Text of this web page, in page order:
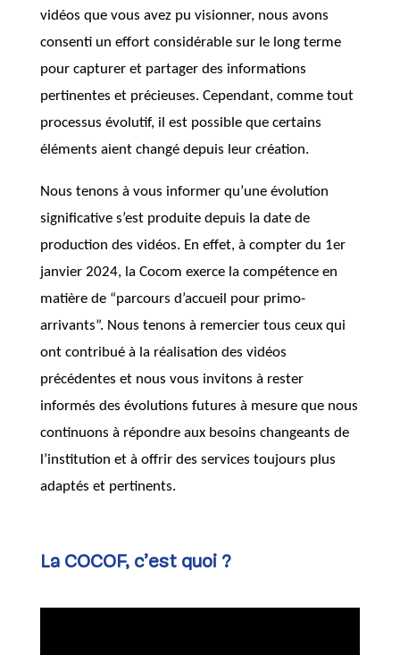
vidéos que vous avez pu visionner, nous avons
consenti un effort considérable sur le long terme
pour capturer et partager des informations
pertinentes et précieuses. Cependant, comme tout
processus évolutif, il est possible que certains
éléments aient changé depuis leur création.
Nous tenons à vous informer qu’une évolution
significative s’est produite depuis la date de
production des vidéos. En effet, à compter du 1er
janvier 2024, la Cocom exerce la compétence en
matière de “parcours d’accueil pour primo-
arrivants”. Nous tenons à remercier tous ceux qui
ont contribué à la réalisation des vidéos
précédentes et nous vous invitons à rester
informés des évolutions futures à mesure que nous
continuons à répondre aux besoins changeants de
l’institution et à offrir des services toujours plus
adaptés et pertinents.
La COCOF, c’est quoi ?